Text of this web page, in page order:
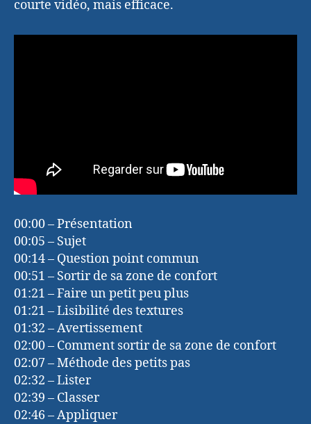
courte vidéo, mais efficace.
00:00 – Présentation
00:05 – Sujet
00:14 – Question point commun
00:51 – Sortir de sa zone de confort
01:21 – Faire un petit peu plus
01:21 – Lisibilité des textures
01:32 – Avertissement
02:00 – Comment sortir de sa zone de confort
02:07 – Méthode des petits pas
02:32 – Lister
02:39 – Classer
02:46 – Appliquer